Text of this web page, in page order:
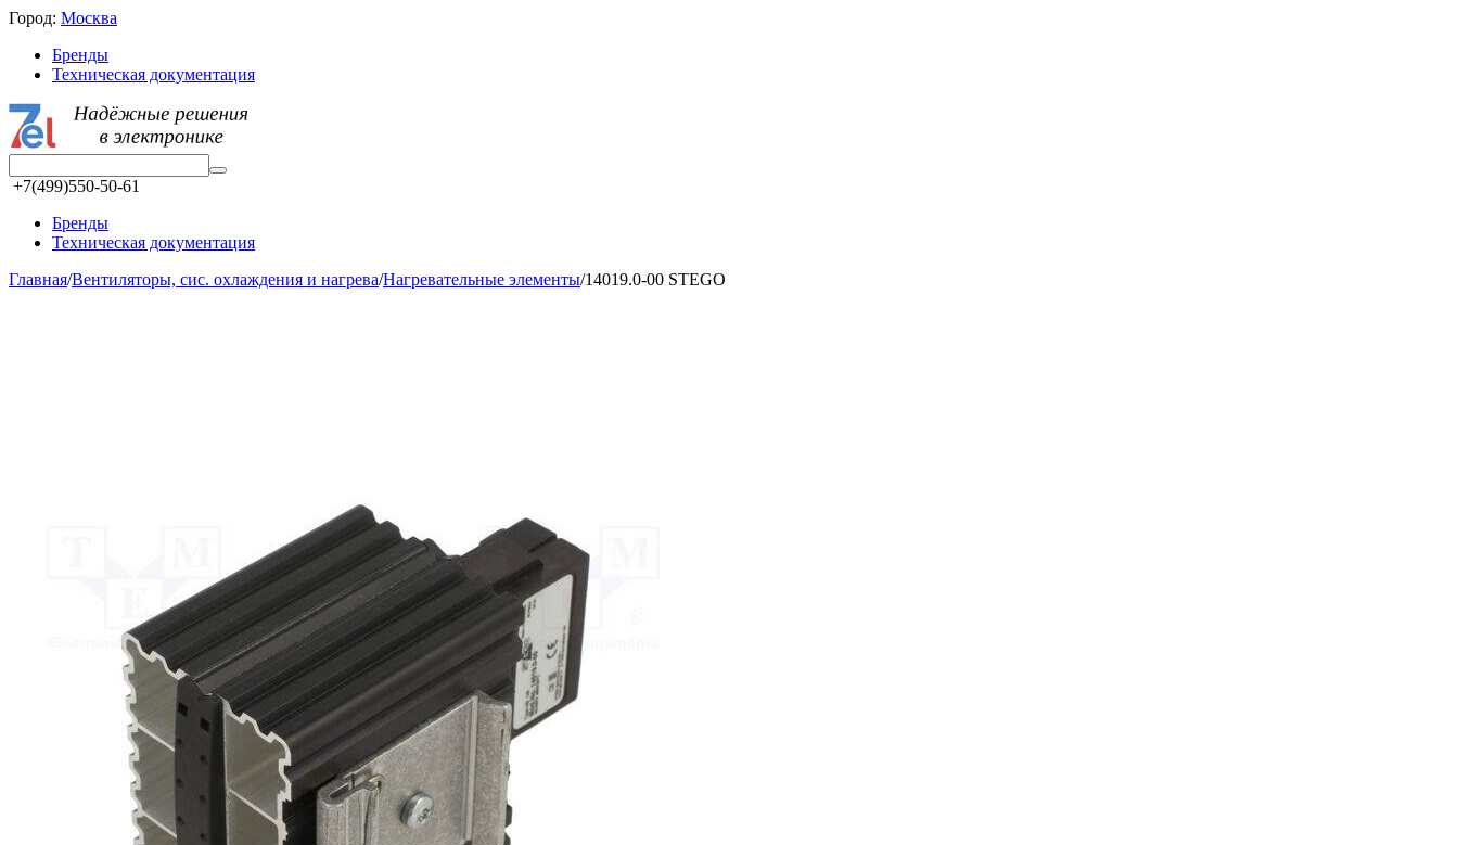
Город: Москва
Бренды
Техническая документация
+7(499)550-50-61
Бренды
Техническая документация
Главная/Вентиляторы, сис. охлаждения и нагрева/Нагревательные элементы/14019.0-00 STEGO